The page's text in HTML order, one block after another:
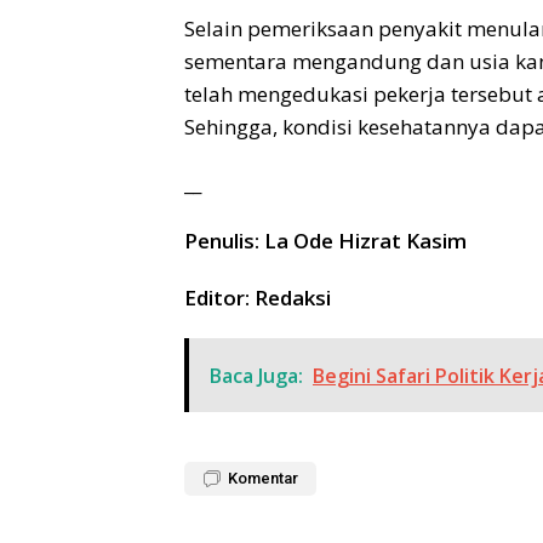
Selain pemeriksaan penyakit
sementara mengandung dan usia
telah mengedukasi pekerja
Sehingga, kondisi kesehatannya
Penulis: La Ode Hizrat Kasim
Editor: Redaksi
Baca Juga: Begini Safari Politik
Komentar